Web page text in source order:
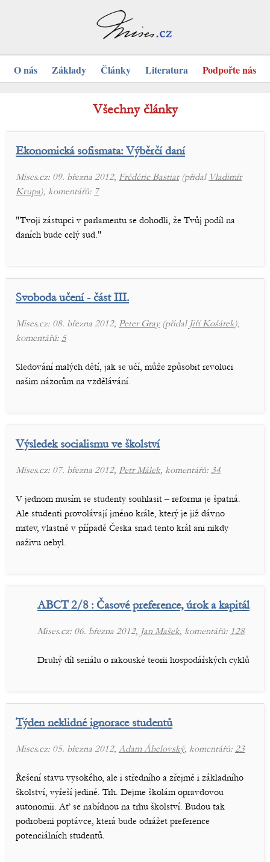
O nás Základy Články Literatura Podpořte nás
Všechny články
Ekonomická sofismata: Výběrčí daní
Mises.cz: 09. března 2012, Frédéric Bastiat(přidal Vladimír
Krupa), komentářů: 7
"Tvoji zástupci v parlamentu se dohodli, že Tvůj podíl na
daních bude celý sud."
Svoboda učení - část III.
Mises.cz: 08. března 2012, Peter Gray(přidal Jiří Košárek),
komentářů: 5
Sledování malých dětí, jak se učí, může způsobit revoluci
našim názorům na vzdělávání.
Výsledek socialismu ve školství
Mises.cz: 07. března 2012, Petr Málek, komentářů: 34
V jednom musím se studenty souhlasit – reforma je špatná.
Ale studenti provolávají jméno krále, který je již dávno
mrtev, vlastně v případě Česka snad tento král ani nikdy
naživu nebyl.
ABCT 2/8 : Časové preference, úrok a kapitál
Mises.cz: 06. března 2012, Jan Mašek, komentářů: 128
Druhý díl seriálu o rakouské teorii hospodářských cyklů
Týden neklidné ignorace studentů
Mises.cz: 05. března 2012, Adam Ábelovský, komentářů: 23
Řešení stavu vysokého, ale i středního a zřejmě i základního
školství, vyřeší jediné. Trh. Dejme školám opravdovou
autonomii. Ať se nabídnou na trhu školství. Budou tak
podrobeni poptávce, která bude odrážet preference
potenciálních studentů.